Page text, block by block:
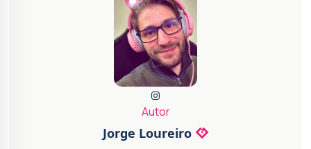
Autor
Jorge Loureiro